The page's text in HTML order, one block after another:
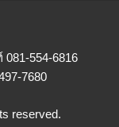
554-6816
7680
reserved.